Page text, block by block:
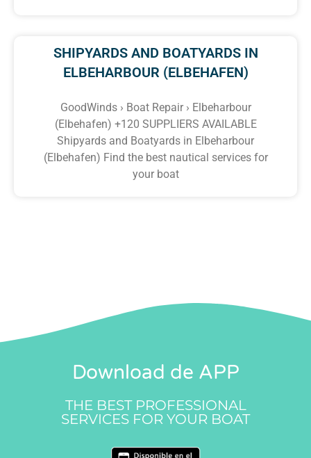
SHIPYARDS AND BOATYARDS IN
ELBEHARBOUR (ELBEHAFEN)
GoodWinds › Boat Repair › Elbeharbour
(Elbehafen) +120 SUPPLIERS AVAILABLE
Shipyards and Boatyards in Elbeharbour
(Elbehafen) Find the best nautical services for
your boat
Download de APP
THE BEST PROFESSIONAL
SERVICES FOR YOUR BOAT